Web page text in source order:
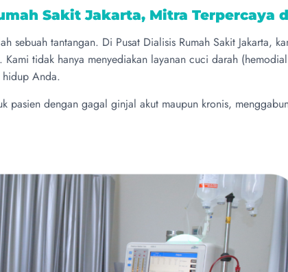
Sakit Jakarta, Mitra Terpercaya
sebuah tantangan. Di Pusat Dialisis Rumah Sakit Jakarta,
tidak hanya menyediakan layanan cuci darah
hidup Anda.
pasien dengan gagal ginjal akut maupun kronis,